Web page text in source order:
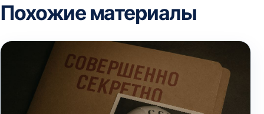
Похожие материалы